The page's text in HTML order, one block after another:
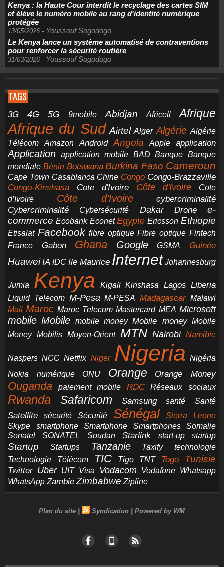
Kenya : la Haute Cour interdit le recyclage des cartes SIM
et élève le numéro mobile au rang d'identité numérique
protégée
13/05/2026 - Youssouf Sogodogo
Le Kenya lance un système automatisé de contraventions
pour renforcer la sécurité routière
31/03/2026 - Youssouf Sogodogo
TAGS
3G 4G 5G 9mobile Abidjan Africell Afrique
Afrique du Sud Airtel Alger Algérie Algérie
Télécom
Amazon Android Angola Apple application
Application application mobile BAD Banque Banque
mondiale Bénin Botswana Burkina Faso Cameroun
Cape Town Casablanca Chine Congo Congo-Brazzaville
Congo-Kinshasa Cote d'Ivoire Côte d'Ivoire
Cote
d’Ivoire
Côte d’Ivoire
cybercriminalité
Cybercriminalité
Cybersécurité Dakar Drone
e-
commerce Ecobank Econet Egypte Ericsson Ethiopie
Etisalat Facebook fibre optique Fibre optique Fintech
France
Gabon Ghana Google GSMA Guinée
Huawei IA IDC Ile Maurice Internet Johannesburg
Jumia Kenya Kigali Kinshasa Lagos Liberia
Liquid Telecom M-Pesa M-PESA Madagascar Malawi
Mali Maroc Maroc Telecom Mastercard MEA Microsoft
mobile Mobile mobile money Mobile money Mobile
Money Mobilis Moyen-Orient MTN Nairobi Namibie
Naspers NCC Netflix Niger Nigeria Nigéria
Nokia
numérique ONU Orange Orange Money
Ouganda paiement mobile RDC Réseaux sociaux
Rwanda Safaricom Samsung santé Santé
Satellite sécurité Sécurité Sénégal
Sierra Leone
Skype
smartphone Smartphone Smartphones
Somalie
Sonatel
SONATEL Soudan Starlink start-up startup
Startup Startups Tanzanie Taxify
technologie
Technologie
Télécom TIC Tigo TNT Togo Tunisie
Twitter Uber UIT Visa Vodacom Vodafone Whatsapp
WhatsApp Zambie Zimbabwe Zipline
Plan du site | Syndication | Powered by WM